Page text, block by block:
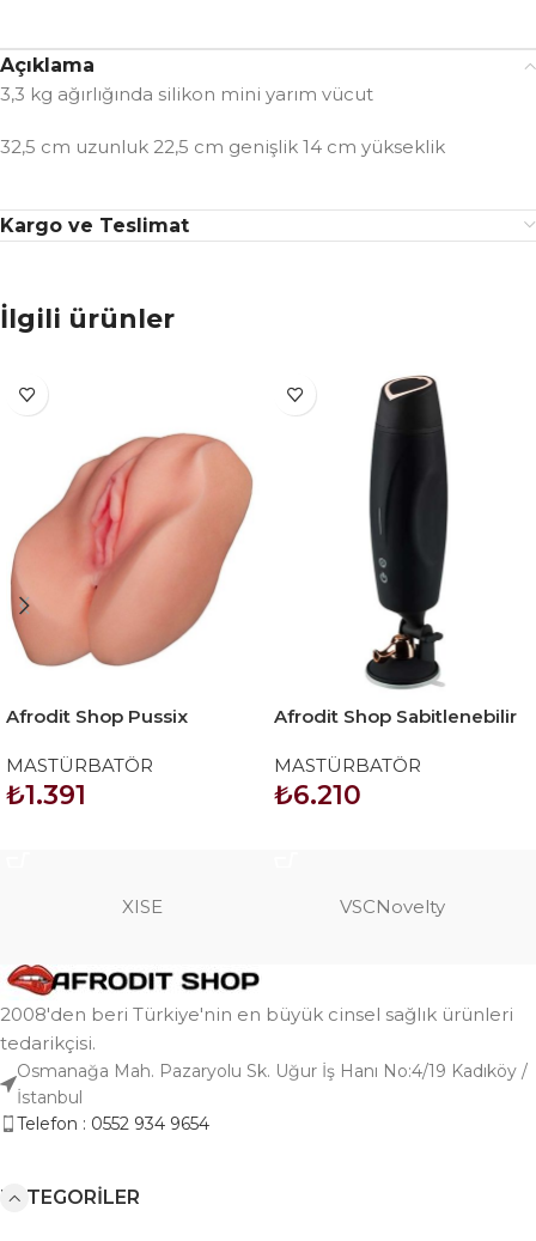
Açıklama
3,3 kg ağırlığında silikon mini yarım vücut
32,5 cm uzunluk 22,5 cm genişlik 14 cm yükseklik
Kargo ve Teslimat
İlgili ürünler
Afrodit Shop Pussix
Mastürbatör
MASTÜRBATÖR
₺1.391
Afrodit Shop Sabitlenebilir
MASTÜRBATÖR
₺6.210
XISE VSCNovelty
2008'den beri Türkiye'nin en büyük cinsel sağlık ürünleri
tedarikçisi.
Osmanağa Mah. Pazaryolu Sk. Uğur İş Hanı No:4/19 Kadıköy /
İstanbul
Telefon : 0552 934 9654
KATEGORILER